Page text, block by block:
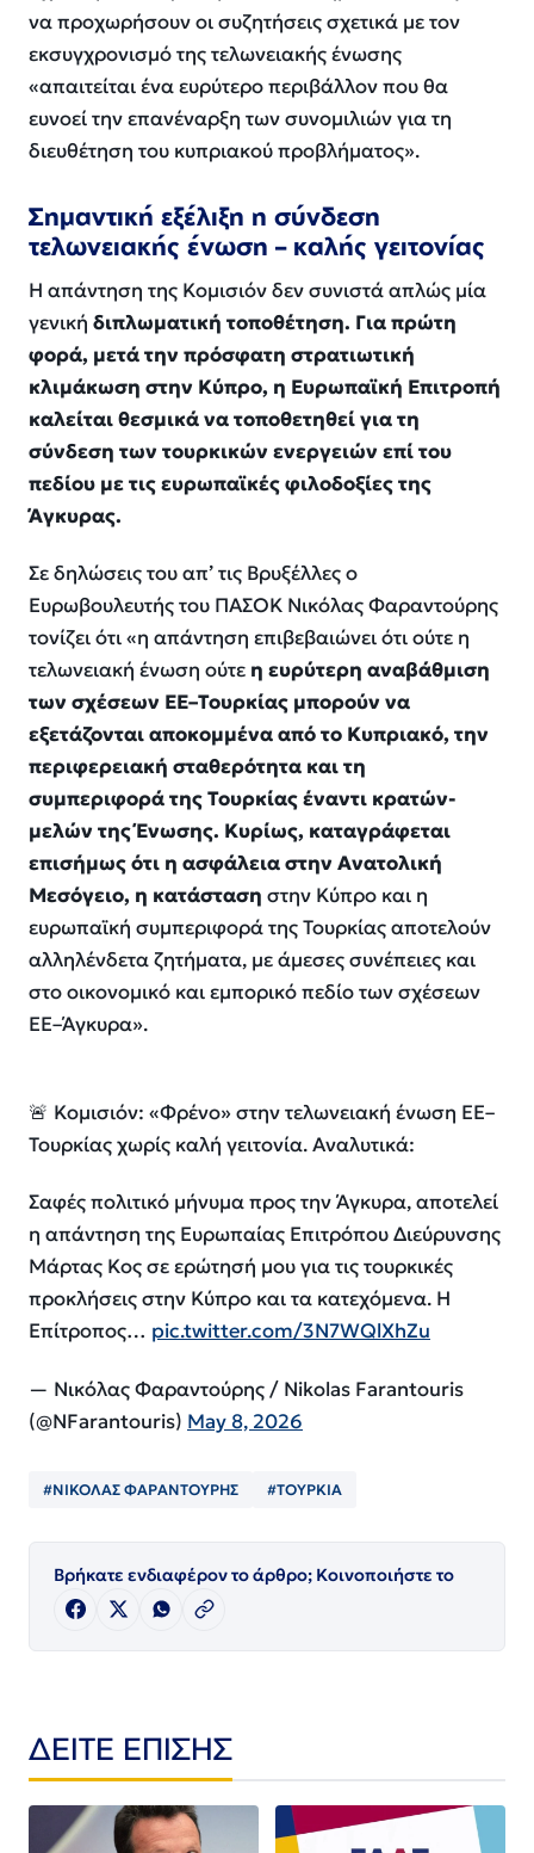
να προχωρήσουν οι συζητήσεις σχετικά με τον
εκσυγχρονισμό της τελωνειακής ένωσης
«απαιτείται ένα ευρύτερο περιβάλλον που θα
ευνοεί την επανέναρξη των συνομιλιών για τη
διευθέτηση του κυπριακού προβλήματος».
Σημαντική εξέλιξη η σύνδεση
τελωνειακής ένωση – καλής γειτονίας
Η απάντηση της Κομισιόν δεν συνιστά απλώς μία
γενική διπλωματική τοποθέτηση. Για πρώτη
φορά, μετά την πρόσφατη στρατιωτική
κλιμάκωση στην Κύπρο, η Ευρωπαϊκή Επιτροπή
καλείται θεσμικά να τοποθετηθεί για τη
σύνδεση των τουρκικών ενεργειών επί του
πεδίου με τις ευρωπαϊκές φιλοδοξίες της
Άγκυρας.
Σε δηλώσεις του απ’ τις Βρυξέλλες ο
Ευρωβουλευτής του ΠΑΣΟΚ Νικόλας Φαραντούρης
τονίζει ότι «η απάντηση επιβεβαιώνει ότι ούτε η
τελωνειακή ένωση ούτε η ευρύτερη αναβάθμιση
των σχέσεων ΕΕ–Τουρκίας μπορούν να
εξετάζονται αποκομμένα από το Κυπριακό, την
περιφερειακή σταθερότητα και τη
συμπεριφορά της Τουρκίας έναντι κρατών-
μελών της Ένωσης. Κυρίως, καταγράφεται
επισήμως ότι η ασφάλεια στην Ανατολική
Μεσόγειο, η κατάσταση στην Κύπρο και η
ευρωπαϊκή συμπεριφορά της Τουρκίας αποτελούν
αλληλένδετα ζητήματα, με άμεσες συνέπειες και
στο οικονομικό και εμπορικό πεδίο των σχέσεων
ΕΕ–Άγκυρα».
🚨 Κομισιόν: «Φρένο» στην τελωνειακή ένωση ΕΕ–
Τουρκίας χωρίς καλή γειτονία. Αναλυτικά:
Σαφές πολιτικό μήνυμα προς την Άγκυρα, αποτελεί
η απάντηση της Ευρωπαίας Επιτρόπου Διεύρυνσης
Μάρτας Κος σε ερώτησή μου για τις τουρκικές
προκλήσεις στην Κύπρο και τα κατεχόμενα. Η
Επίτροπος… pic.twitter.com/3N7WQlXhZu
— Νικόλας Φαραντούρης / Nikolas Farantouris
(@NFarantouris) May 8, 2026
#ΝΙΚΟΛΑΣ ΦΑΡΑΝΤΟΥΡΗΣ #ΤΟΥΡΚΙΑ
Βρήκατε ενδιαφέρον το άρθρο; Κοινοποιήστε το
ΔΕΙΤΕ ΕΠΙΣΗΣ